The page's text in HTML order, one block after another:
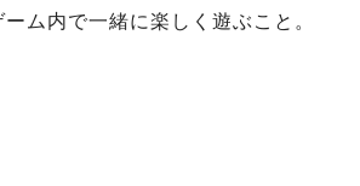
ム内で一緒に楽しく遊ぶこと。